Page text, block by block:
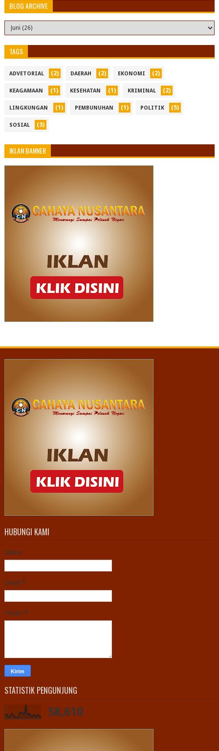
BLOG ARCHIVE
TAGS
ADVETORIAL (2) DAERAH (2) EKONOMI (2)
KEAGAMAAN (1) KESEHATAN (1) KRIMINAL (2)
LINGKUNGAN (1) PEMBUNUHAN (1) POLITIK (5)
SOSIAL (3)
IKLAN BANNER
HUBUNGI KAMI
Nama
Email *
Pesan *
STATISTIK PENGUNJUNG
58,610